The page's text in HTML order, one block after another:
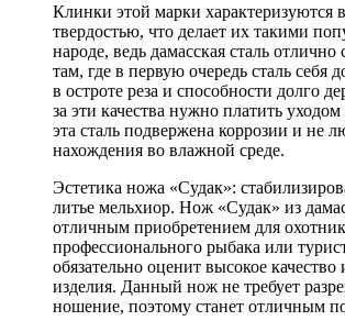
Клинки этой марки характеризуются
твердостью, что делает их такими
народе, ведь дамасская сталь отлично
там, где в первую очередь сталь себя
в остроте реза и способности долго
за эти качества нужно платить
эта сталь подвержена коррозии и не
нахождения во влажной среде.
Эстетика ножа «Судак»:
литье мельхиор. Нож «Судак» из
отличным приобретением для
профессионального рыбака или
обязательно оценит высокое
изделия. Данный нож не требует
ношение, поэтому станет отличным